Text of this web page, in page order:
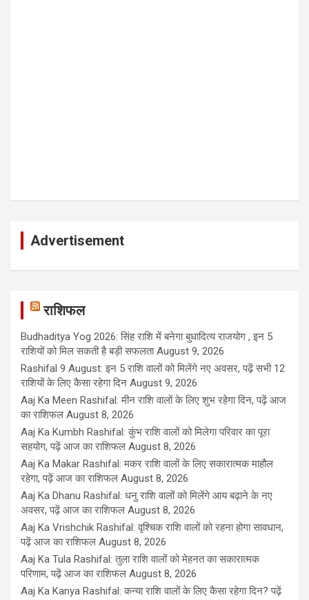
Advertisement
राशिफल
Budhaditya Yog 2026: सिंह राशि में बनेगा बुधादित्य राजयोग , इन 5
राशियों को मिल सकती है बड़ी सफलता August 9, 2026
Rashifal 9 August: इन 5 राशि वालों को मिलेंगे नए अवसर, पढ़ें सभी 12
राशियों के लिए कैसा रहेगा दिन August 9, 2026
Aaj Ka Meen Rashifal: मीन राशि वालों के लिए शुभ रहेगा दिन, पढ़ें आज
का राशिफल August 8, 2026
Aaj Ka Kumbh Rashifal: कुंभ राशि वालों को मिलेगा परिवार का पूरा
सहयोग, पढ़ें आज का राशिफल August 8, 2026
Aaj Ka Makar Rashifal: मकर राशि वालों के लिए सकारात्मक माहौल
रहेगा, पढ़ें आज का राशिफल August 8, 2026
Aaj Ka Dhanu Rashifal: धनु राशि वालों को मिलेंगे आय बढ़ाने के नए
अवसर, पढ़ें आज का राशिफल August 8, 2026
Aaj Ka Vrishchik Rashifal: वृश्चिक राशि वालों को रहना होगा सावधान,
पढ़ें आज का राशिफल August 8, 2026
Aaj Ka Tula Rashifal: तुला राशि वालों को मेहनत का सकारात्मक
परिणाम, पढ़ें आज का राशिफल August 8, 2026
Aaj Ka Kanya Rashifal: कन्या राशि वालों के लिए कैसा रहेगा दिन? पढ़ें